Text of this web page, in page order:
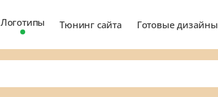
Логотипы Тюнинг сайта Готовые дизайны